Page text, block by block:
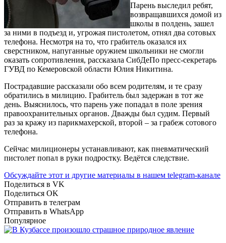
Парень выследил ребят,
возвращавшихся домой из
школы в полдень, зашел
за ними в подъезд и, угрожая пистолетом, отнял два сотовых
телефона. Несмотря на то, что грабитель оказался их
сверстником, напуганные оружием школьники не смогли
оказать сопротивления, рассказала СибДеПо пресс-секретарь
ГУВД по Кемеровской области Юлия Никитина.
Пострадавшие рассказали обо всем родителям, и те сразу
обратились в милицию. Грабитель был задержан в тот же
день. Выяснилось, что парень уже попадал в поле зрения
правоохранительных органов. Дважды был судим. Первый
раз за кражу из парикмахерской, второй – за грабеж сотового
телефона.
Сейчас милиционеры устанавливают, как пневматический
пистолет попал в руки подростку. Ведётся следствие.
Обсуждайте этот и другие материалы в нашем telegram-канале
Поделиться в VK
Поделиться OK
Отправить в телеграм
Отправить в WhatsApp
Популярное